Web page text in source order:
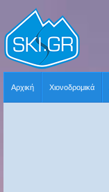
Αρχική Χιονοδρομικά